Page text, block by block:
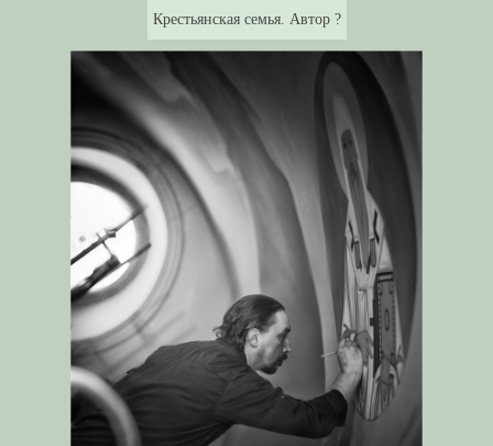
Крестьянская семья. Автор ?